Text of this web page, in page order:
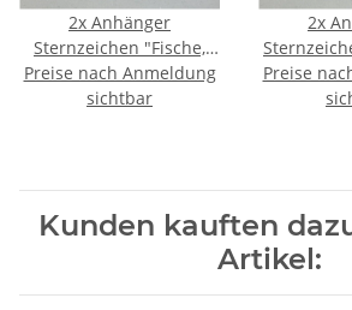
2x Anhänger
Sternzeichen "Fische,
Tropfen", Bernstein, ES,
inkl. "Sack & Pack"
Preise nach Anmeldung
sichtbar
2x
Tropfen",
inkl.
Preise
Kunden kauften
Artikel: